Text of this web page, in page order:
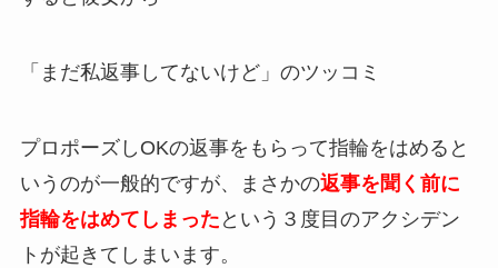
「まだ私返事してないけど」のツッコミ
プロポーズしOKの返事をもらって指輪をはめると
いうのが一般的ですが、まさかの返事を聞く前に
指輪をはめてしまった という３度目のアクシデン
トが起きてしまいます。